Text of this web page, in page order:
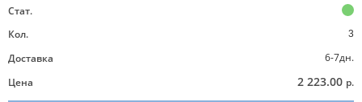
Стат.
Кол.
3
Доставка
6-7дн.
Цена
2 223.00 р.